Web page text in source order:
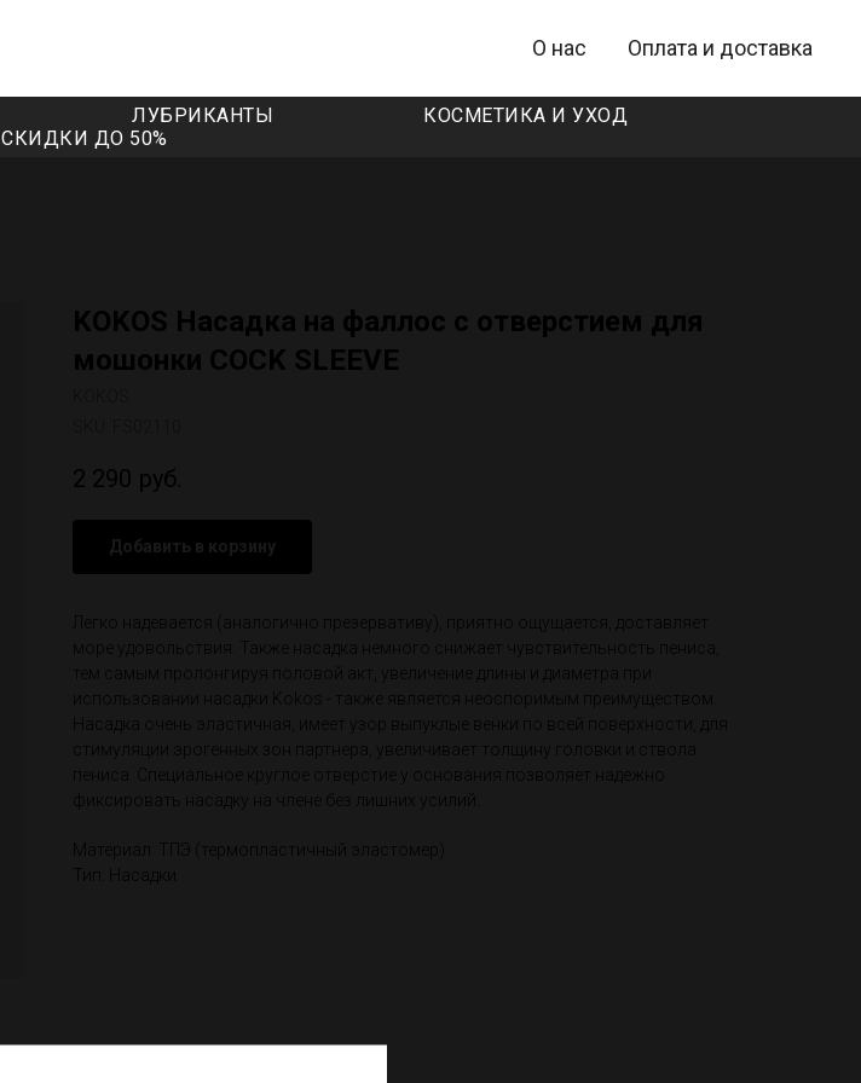
О нас Оплата и доставка
ЛУБРИКАНТЫ
КОСМЕТИКА И УХОД
СКИДКИ ДО 50%
KOKOS Насадка на фаллос с отверстием для
мошонки COCK SLEEVE
2 290 руб.
Добавить в корзину
Легко надевается (аналогично презервативу), приятно ощущается, доставляет
море удовольствия. Также насадка немного снижает чувствительность пениса,
тем самым пролонгируя половой акт, увеличение длины и диаметра при
использовании насадки Kokos - также является неоспоримым преимуществом.
Насадка очень эластичная, имеет узор выпуклые венки по всей поверхности, для
стимуляции эрогенных зон партнера, увеличивает толщину головки и ствола
пениса. Специальное круглое отверстие у основания позволяет надежно
фиксировать насадку на члене без лишних усилий.
Материал: ТПЭ (термопластичный эластомер)
Тип: Насадки